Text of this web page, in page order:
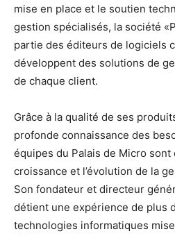
mise en place et le soutien
gestion spécialisés, la société
partie des éditeurs de logiciels
développent des solutions de
de chaque client.
Grâce à la qualité de ses
profonde connaissance des
équipes du Palais de Micro
croissance et l’évolution de la
Son fondateur et directeur
détient une expérience de plus
technologies informatiques